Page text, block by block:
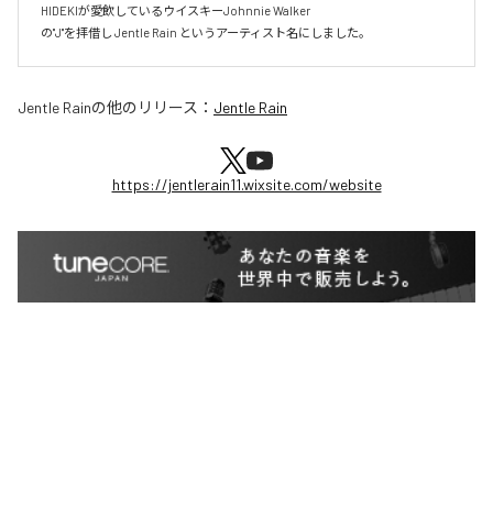
HIDEKIが愛飲しているウイスキーJohnnie Walker
の"J"を拝借し Jentle Rain というアーティスト名にしました。
Jentle Rainの他のリリース： Jentle Rain
https://jentlerain11.wixsite.com/website